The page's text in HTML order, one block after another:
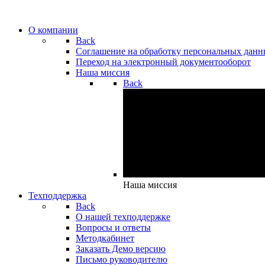
О компании
Back
Cоглашение на обработку персональных
Переход на электронный документооборот
Наша миссия
Back
Наша миссия
Техподдержка
Back
О нашей техподдержке
Вопросы и ответы
Методкабинет
Заказать Демо версию
Письмо руководителю